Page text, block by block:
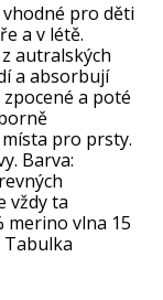
pro děti
a v létě.
autralských
a absorbují
a poté
pro prsty.
Barva:
vždy ta
merino vlna 15
Tabulka